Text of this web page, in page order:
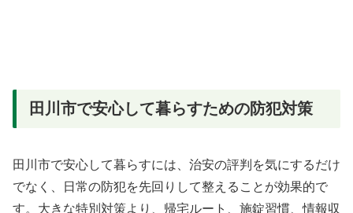
田川市で安心して暮らすための防犯対策
田川市で安心して暮らすには、治安の評判を気にするだけ
でなく、日常の防犯を先回りして整えることが効果的で
す。大きな特別対策より、帰宅ルート、施錠習慣、情報収